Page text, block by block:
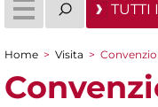
TUTTI
Tu sei qui
Home > Visita >